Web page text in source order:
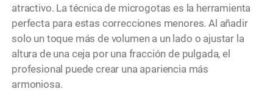
atractivo. La técnica de microgotas es la herramienta
perfecta para estas correcciones menores. Al añadir
solo un toque más de volumen a un lado o ajustar la
altura de una ceja por una fracción de pulgada, el
profesional puede crear una apariencia más
armoniosa.